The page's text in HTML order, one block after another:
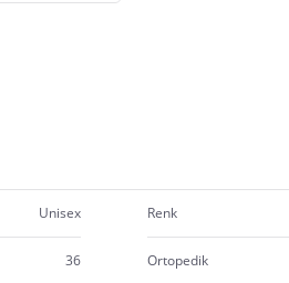
Unisex Renk
36 Ortopedik